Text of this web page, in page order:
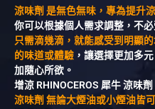
涼味劑 是無色無味，專為提升
你可以根據個人需求調整，不
只需滴幾滴，就能感受到明顯
的味道或體驗 ，讓選擇更加多
加隨心所欲。
增涼 RHINOCEROS 犀牛 涼味劑
涼味劑 無論大煙油或小煙油皆